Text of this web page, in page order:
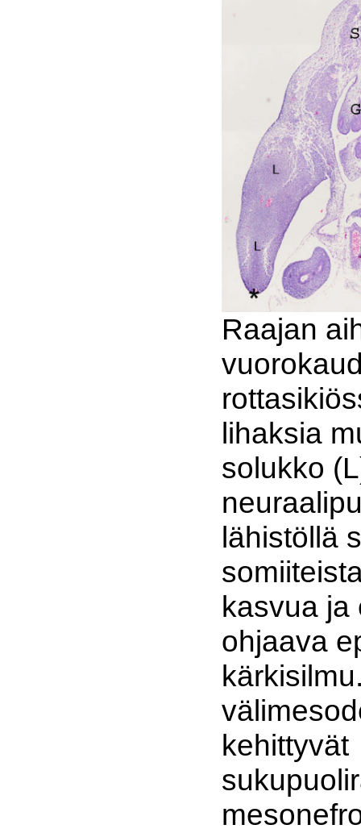
Raajan
lihaksia
solukko
lähistöllä
kasvua ja
ohjaava
kehittyvät